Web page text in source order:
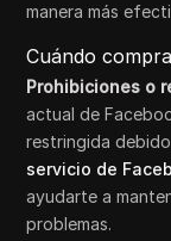
manera más
Cuándo
Prohibiciones o
actual de
restringida
servicio de
ayudarte a
problemas.